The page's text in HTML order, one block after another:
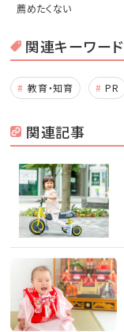
薦めたくない
関連キーワード
教育・知育 PR
関連記事